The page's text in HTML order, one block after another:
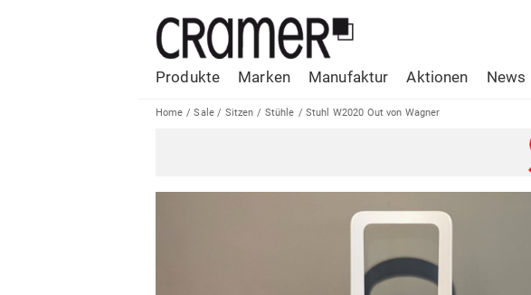
Produkte Marken Manufaktur Aktionen News
Home /Sale / Sitzen / Stühle / Stuhl W2020 Out von Wagner